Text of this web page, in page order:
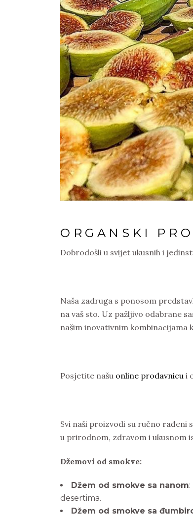
ORGANSKI
Dobrodošli u svijet ukusnih i
Naša zadruga s ponosom
na vaš sto. Uz pažljivo odabrane
našim inovativnim kombinacijama
Posjetite našu online prodavnicu i
Svi naši proizvodi su ručno rađeni
u prirodnom, zdravom i ukusnom
Džemovi od smokve:
Džem od smokve sa nanom
desertima.
Džem od smokve sa